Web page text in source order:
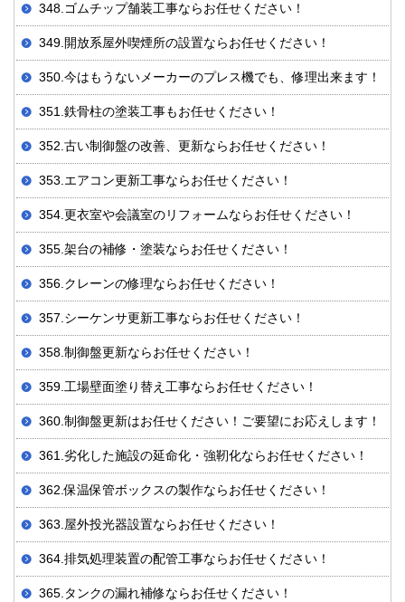
348.ゴムチップ舗装工事ならお任せください！
349.開放系屋外喫煙所の設置ならお任せください！
350.今はもうないメーカーのプレス機でも、修理出来ます！
351.鉄骨柱の塗装工事もお任せください！
352.古い制御盤の改善、更新ならお任せください！
353.エアコン更新工事ならお任せください！
354.更衣室や会議室のリフォームならお任せください！
355.架台の補修・塗装ならお任せください！
356.クレーンの修理ならお任せください！
357.シーケンサ更新工事ならお任せください！
358.制御盤更新ならお任せください！
359.工場壁面塗り替え工事ならお任せください！
360.制御盤更新はお任せください！ご要望にお応えします！
361.劣化した施設の延命化・強靭化ならお任せください！
362.保温保管ボックスの製作ならお任せください！
363.屋外投光器設置ならお任せください！
364.排気処理装置の配管工事ならお任せください！
365.タンクの漏れ補修ならお任せください！